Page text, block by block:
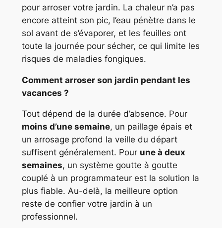
pour arroser votre jardin. La chaleur n’a pas
encore atteint son pic, l’eau pénètre dans le
sol avant de s’évaporer, et les feuilles ont
toute la journée pour sécher, ce qui limite les
risques de maladies fongiques.
Comment arroser son jardin pendant les
vacances ?
Tout dépend de la durée d’absence. Pour
moins d’une semaine, un paillage épais et
un arrosage profond la veille du départ
suffisent généralement. Pour une à deux
semaines, un système goutte à goutte
couplé à un programmateur est la solution la
plus fiable. Au-delà, la meilleure option
reste de confier votre jardin à un
professionnel.